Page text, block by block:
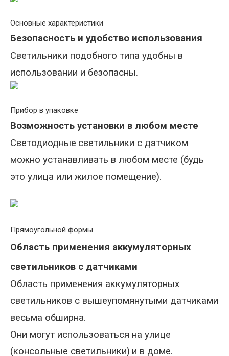
Основные характеристики
Безопасность и удобство использования
Светильники подобного типа удобны в
использовании и безопасны.
Прибор в упаковке
Возможность установки в любом месте
Светодиодные светильники с датчиком
можно устанавливать в любом месте (будь
это улица или жилое помещение).
Прямоугольной формы
Область применения аккумуляторных
светильников с датчиками
Область применения аккумуляторных
светильников с вышеупомянутыми датчиками
весьма обширна.
Они могут использоваться на улице
(консольные светильники) и в доме.